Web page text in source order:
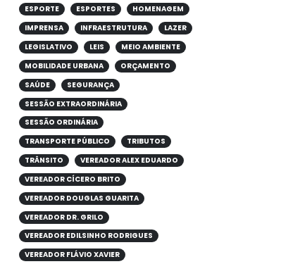
ESPORTE
ESPORTES
HOMENAGEM
IMPRENSA
INFRAESTRUTURA
LAZER
LEGISLATIVO
LEIS
MEIO AMBIENTE
MOBILIDADE URBANA
ORÇAMENTO
SAÚDE
SEGURANÇA
SESSÃO EXTRAORDINÁRIA
SESSÃO ORDINÁRIA
TRANSPORTE PÚBLICO
TRIBUTOS
TRÂNSITO
VEREADOR ALEX EDUARDO
VEREADOR CÍCERO BRITO
VEREADOR DOUGLAS GUARITA
VEREADOR DR. GRILO
VEREADOR EDILSINHO RODRIGUES
VEREADOR FLÁVIO XAVIER